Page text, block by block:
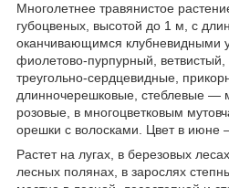
Многолетнее травянистое
губоцвеных, высотой до 1 м, с
оканчивающимся клубневидными
фиолетово-пурпурный, ветвистый,
треугольно-сердцевидные,
длинночерешковые, стеблевые —
розовые, в многоцветковым
орешки с волосками. Цвет в июне
Растет на лугах, в березовых
лесных полянах, в зарослях